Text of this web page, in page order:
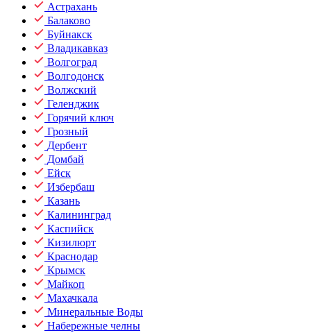
Астрахань
Балаково
Буйнакск
Владикавказ
Волгоград
Волгодонск
Волжский
Геленджик
Горячий ключ
Грозный
Дербент
Домбай
Ейск
Избербаш
Казань
Калининград
Каспийск
Кизилюрт
Краснодар
Крымск
Майкоп
Махачкала
Минеральные Воды
Набережные челны